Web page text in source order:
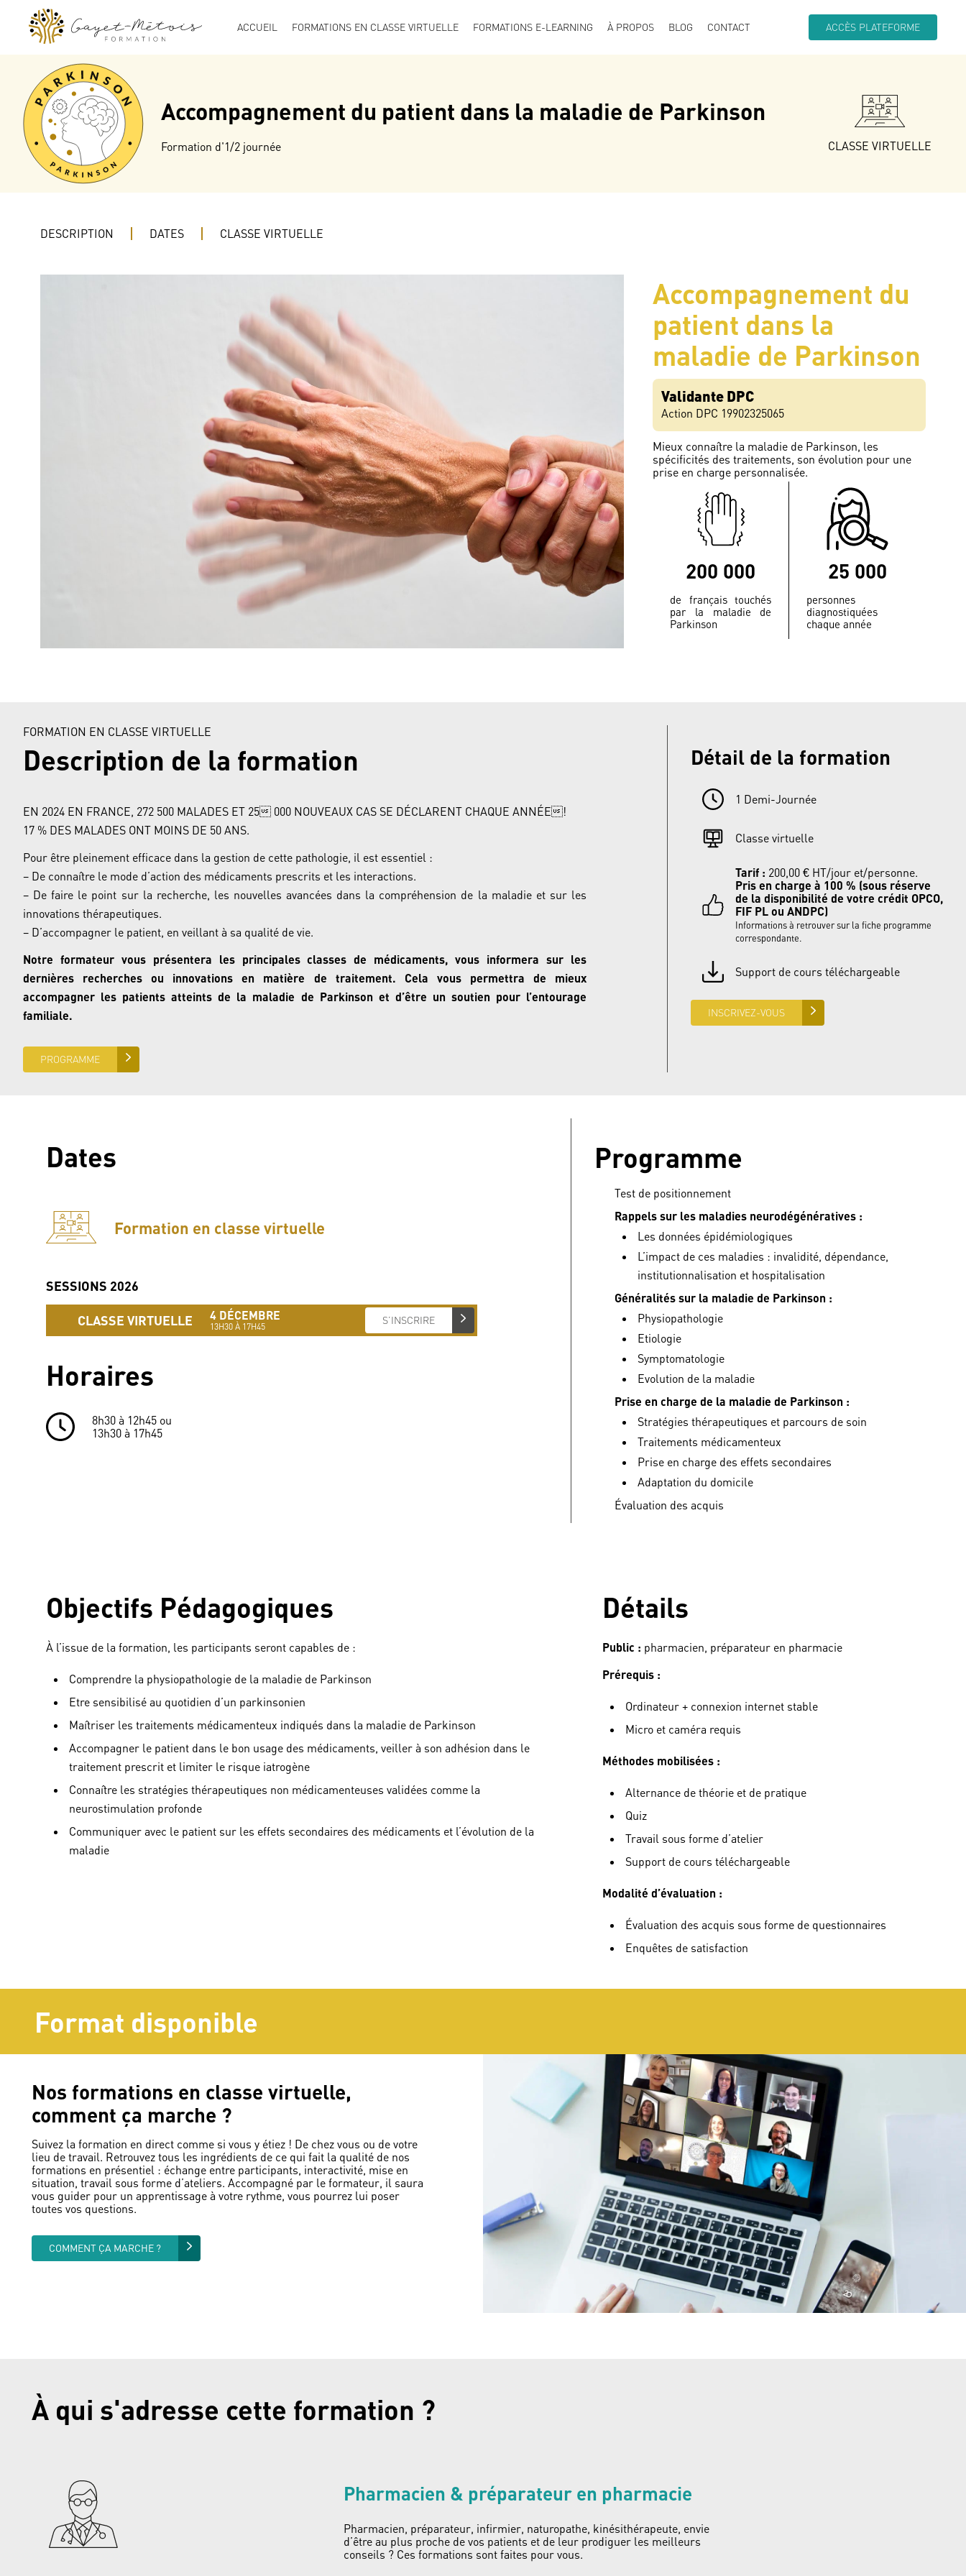
ACCUEIL FORMATIONS EN CLASSE VIRTUELLE FORMATIONS E-LEARNING À PROPOS BLOG CONTACT ACCÈS PLATEFORME
Accompagnement du patient dans la maladie de Parkinson
Formation d'1/2 journée CLASSE VIRTUELLE
DESCRIPTION DATES CLASSE VIRTUELLE
Accompagnement du
patient dans la
maladie de Parkinson
Validante DPC
Action DPC 19902325065
Mieux connaître la maladie de Parkinson, les
spécificités des traitements, son évolution pour une
prise en charge personnalisée.
200 000
de français touchés
par la maladie de
Parkinson
25 000
personnes
diagnostiquées
chaque année
FORMATION EN CLASSE VIRTUELLE
Description de la formation
EN 2024 EN FRANCE, 272 500 MALADES ET 25 000 NOUVEAUX CAS SE DÉCLARENT CHAQUE ANNÉE!
17 % DES MALADES ONT MOINS DE 50 ANS.
Pour être pleinement efficace dans la gestion de cette pathologie, il est essentiel :
– De connaître le mode d’action des médicaments prescrits et les interactions.
– De faire le point sur la recherche, les nouvelles avancées dans la compréhension de la maladie et sur les
innovations thérapeutiques.
– D’accompagner le patient, en veillant à sa qualité de vie.
Notre formateur vous présentera les principales classes de médicaments, vous informera sur les
dernières recherches ou innovations en matière de traitement. Cela vous permettra de mieux
accompagner les patients atteints de la maladie de Parkinson et d’être un soutien pour l’entourage
familiale.
PROGRAMME
Détail de la formation
1 Demi-Journée
Classe virtuelle
Tarif : 200,00 € HT/jour et/personne.
Pris en charge à 100 % (sous réserve
de la disponibilité de votre crédit OPCO,
FIF PL ou ANDPC)
Informations à retrouver sur la fiche programme
correspondante.
Support de cours téléchargeable
INSCRIVEZ-VOUS
Dates
Formation en classe virtuelle
SESSIONS 2026
CLASSE VIRTUELLE 4 DÉCEMBRE
13H30 À 17H45
S’INSCRIRE
Horaires
8h30 à 12h45 ou
13h30 à 17h45
Programme
Test de positionnement
Rappels sur les maladies neurodégénératives :
Les données épidémiologiques
L’impact de ces maladies : invalidité, dépendance,
institutionnalisation et hospitalisation
Généralités sur la maladie de Parkinson :
Physiopathologie
Etiologie
Symptomatologie
Evolution de la maladie
Prise en charge de la maladie de Parkinson :
Stratégies thérapeutiques et parcours de soin
Traitements médicamenteux
Prise en charge des effets secondaires
Adaptation du domicile
Évaluation des acquis
Objectifs Pédagogiques
À l’issue de la formation, les participants seront capables de :
Comprendre la physiopathologie de la maladie de Parkinson
Etre sensibilisé au quotidien d’un parkinsonien
Maîtriser les traitements médicamenteux indiqués dans la maladie de Parkinson
Accompagner le patient dans le bon usage des médicaments, veiller à son adhésion dans le
traitement prescrit et limiter le risque iatrogène
Connaître les stratégies thérapeutiques non médicamenteuses validées comme la
neurostimulation profonde
Communiquer avec le patient sur les effets secondaires des médicaments et l’évolution de la
maladie
Détails
Public : pharmacien, préparateur en pharmacie
Prérequis :
Ordinateur + connexion internet stable
Micro et caméra requis
Méthodes mobilisées :
Alternance de théorie et de pratique
Quiz
Travail sous forme d’atelier
Support de cours téléchargeable
Modalité d’évaluation :
Évaluation des acquis sous forme de questionnaires
Enquêtes de satisfaction
Format disponible
Nos formations en classe virtuelle,
comment ça marche ?
Suivez la formation en direct comme si vous y étiez ! De chez vous ou de votre
lieu de travail. Retrouvez tous les ingrédients de ce qui fait la qualité de nos
formations en présentiel : échange entre participants, interactivité, mise en
situation, travail sous forme d’ateliers. Accompagné par le formateur, il saura
vous guider pour un apprentissage à votre rythme, vous pourrez lui poser
toutes vos questions.
COMMENT ÇA MARCHE ?
À qui s'adresse cette formation ?
Pharmacien & préparateur en pharmacie
Pharmacien, préparateur, infirmier, naturopathe, kinésithérapeute, envie
d’être au plus proche de vos patients et de leur prodiguer les meilleurs
conseils ? Ces formations sont faites pour vous.